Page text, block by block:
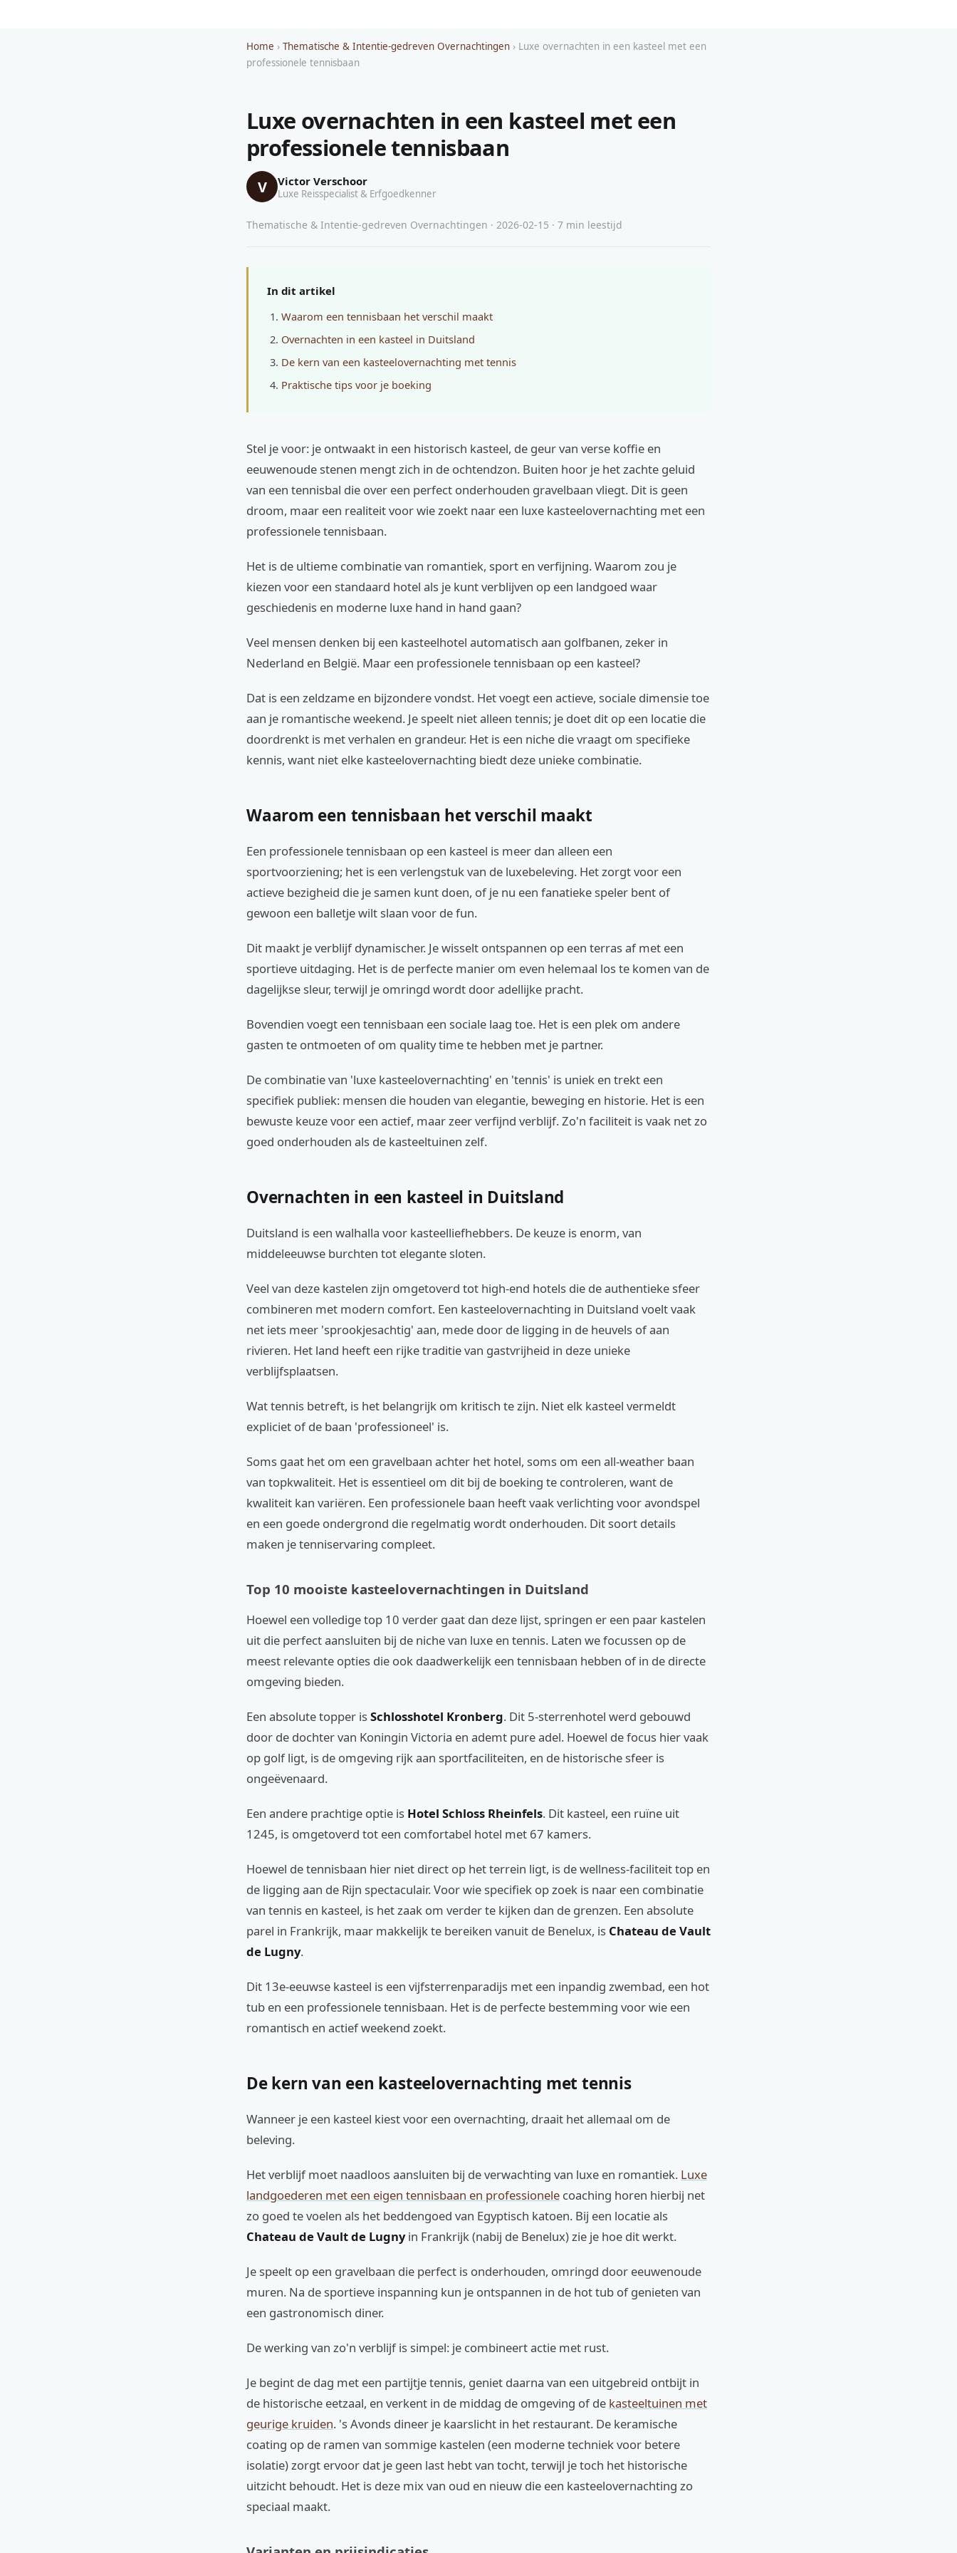
Home › Thematische & Intentie-gedreven Overnachtingen › Luxe overnachten in een kasteel met een
professionele tennisbaan
Luxe overnachten in een kasteel met een
professionele tennisbaan
V Victor Verschoor
Luxe Reisspecialist & Erfgoedkenner
Thematische & Intentie-gedreven Overnachtingen · 2026-02-15 · 7 min leestijd
In dit artikel
Waarom een tennisbaan het verschil maakt
Overnachten in een kasteel in Duitsland
De kern van een kasteelovernachting met tennis
Praktische tips voor je boeking
Stel je voor: je ontwaakt in een historisch kasteel, de geur van verse koffie en
eeuwenoude stenen mengt zich in de ochtendzon. Buiten hoor je het zachte geluid
van een tennisbal die over een perfect onderhouden gravelbaan vliegt. Dit is geen
droom, maar een realiteit voor wie zoekt naar een luxe kasteelovernachting met een
professionele tennisbaan.
Het is de ultieme combinatie van romantiek, sport en verfijning. Waarom zou je
kiezen voor een standaard hotel als je kunt verblijven op een landgoed waar
geschiedenis en moderne luxe hand in hand gaan?
Veel mensen denken bij een kasteelhotel automatisch aan golfbanen, zeker in
Nederland en België. Maar een professionele tennisbaan op een kasteel?
Dat is een zeldzame en bijzondere vondst. Het voegt een actieve, sociale dimensie toe
aan je romantische weekend. Je speelt niet alleen tennis; je doet dit op een locatie die
doordrenkt is met verhalen en grandeur. Het is een niche die vraagt om specifieke
kennis, want niet elke kasteelovernachting biedt deze unieke combinatie.
Waarom een tennisbaan het verschil maakt
Een professionele tennisbaan op een kasteel is meer dan alleen een
sportvoorziening; het is een verlengstuk van de luxebeleving. Het zorgt voor een
actieve bezigheid die je samen kunt doen, of je nu een fanatieke speler bent of
gewoon een balletje wilt slaan voor de fun.
Dit maakt je verblijf dynamischer. Je wisselt ontspannen op een terras af met een
sportieve uitdaging. Het is de perfecte manier om even helemaal los te komen van de
dagelijkse sleur, terwijl je omringd wordt door adellijke pracht.
Bovendien voegt een tennisbaan een sociale laag toe. Het is een plek om andere
gasten te ontmoeten of om quality time te hebben met je partner.
De combinatie van 'luxe kasteelovernachting' en 'tennis' is uniek en trekt een
specifiek publiek: mensen die houden van elegantie, beweging en historie. Het is een
bewuste keuze voor een actief, maar zeer verfijnd verblijf. Zo'n faciliteit is vaak net zo
goed onderhouden als de kasteeltuinen zelf.
Overnachten in een kasteel in Duitsland
Duitsland is een walhalla voor kasteelliefhebbers. De keuze is enorm, van
middeleeuwse burchten tot elegante sloten.
Veel van deze kastelen zijn omgetoverd tot high-end hotels die de authentieke sfeer
combineren met modern comfort. Een kasteelovernachting in Duitsland voelt vaak
net iets meer 'sprookjesachtig' aan, mede door de ligging in de heuvels of aan
rivieren. Het land heeft een rijke traditie van gastvrijheid in deze unieke
verblijfsplaatsen.
Wat tennis betreft, is het belangrijk om kritisch te zijn. Niet elk kasteel vermeldt
expliciet of de baan 'professioneel' is.
Soms gaat het om een gravelbaan achter het hotel, soms om een all-weather baan
van topkwaliteit. Het is essentieel om dit bij de boeking te controleren, want de
kwaliteit kan variëren. Een professionele baan heeft vaak verlichting voor avondspel
en een goede ondergrond die regelmatig wordt onderhouden. Dit soort details
maken je tenniservaring compleet.
Top 10 mooiste kasteelovernachtingen in Duitsland
Hoewel een volledige top 10 verder gaat dan deze lijst, springen er een paar kastelen
uit die perfect aansluiten bij de niche van luxe en tennis. Laten we focussen op de
meest relevante opties die ook daadwerkelijk een tennisbaan hebben of in de directe
omgeving bieden.
Een absolute topper isSchlosshotel Kronberg. Dit 5-sterrenhotel werd gebouwd
door de dochter van Koningin Victoria en ademt pure adel. Hoewel de focus hier vaak
op golf ligt, is de omgeving rijk aan sportfaciliteiten, en de historische sfeer is
ongeëvenaard.
Een andere prachtige optie is Hotel Schloss Rheinfels. Dit kasteel, een ruïne uit
1245, is omgetoverd tot een comfortabel hotel met 67 kamers.
Hoewel de tennisbaan hier niet direct op het terrein ligt, is de wellness-faciliteit top en
de ligging aan de Rijn spectaculair. Voor wie specifiek op zoek is naar een combinatie
van tennis en kasteel, is het zaak om verder te kijken dan de grenzen. Een absolute
parel in Frankrijk, maar makkelijk te bereiken vanuit de Benelux, is Chateau de Vault
de Lugny.
Dit 13e-eeuwse kasteel is een vijfsterrenparadijs met een inpandig zwembad, een hot
tub en een professionele tennisbaan. Het is de perfecte bestemming voor wie een
romantisch en actief weekend zoekt.
De kern van een kasteelovernachting met tennis
Wanneer je een kasteel kiest voor een overnachting, draait het allemaal om de
beleving.
Het verblijf moet naadloos aansluiten bij de verwachting van luxe en romantiek. Luxe
landgoederen met een eigen tennisbaan en professionele coaching horen hierbij net
zo goed te voelen als het beddengoed van Egyptisch katoen. Bij een locatie als
Chateau de Vault de Lugnyin Frankrijk (nabij de Benelux) zie je hoe dit werkt.
Je speelt op een gravelbaan die perfect is onderhouden, omringd door eeuwenoude
muren. Na de sportieve inspanning kun je ontspannen in de hot tub of genieten van
een gastronomisch diner.
De werking van zo'n verblijf is simpel: je combineert actie met rust.
Je begint de dag met een partijtje tennis, geniet daarna van een uitgebreid ontbijt in
de historische eetzaal, en verkent in de middag de omgeving of de kasteeltuinen met
geurige kruiden. 's Avonds dineer je kaarslicht in het restaurant. De keramische
coating op de ramen van sommige kastelen (een moderne techniek voor betere
isolatie) zorgt ervoor dat je geen last hebt van tocht, terwijl je toch het historische
uitzicht behoudt. Het is deze mix van oud en nieuw die een kasteelovernachting zo
speciaal maakt.